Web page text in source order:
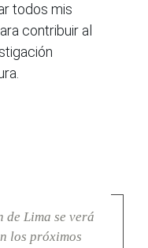
todos mis
contribuir al
de Lima se verá
los próximos